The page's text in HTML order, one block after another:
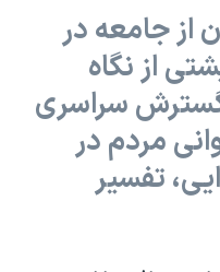
از جامعه در
از نگاه
گسترش سراسری
مردم در
تفسیر